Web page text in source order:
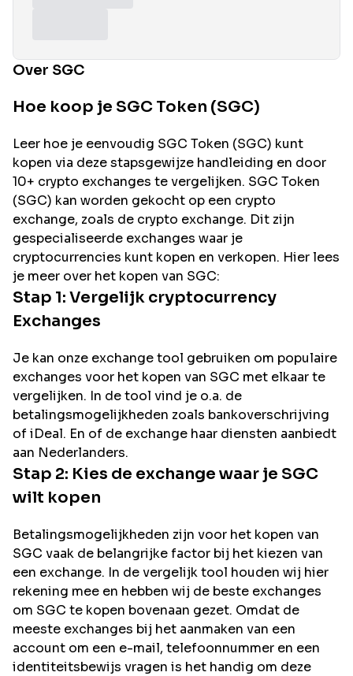
Over SGC
Hoe koop je SGC Token (SGC)
Leer hoe je eenvoudig SGC Token (SGC) kunt
kopen via deze stapsgewijze handleiding en door
10+ crypto exchanges te vergelijken. SGC Token
(SGC) kan worden gekocht op een crypto
exchange, zoals de crypto exchange. Dit zijn
gespecialiseerde exchanges waar je
cryptocurrencies kunt kopen en verkopen. Hier lees
je meer over het kopen van SGC:
Stap 1: Vergelijk cryptocurrency
Exchanges
Je kan onze exchange tool gebruiken om populaire
exchanges voor het kopen van SGC met elkaar te
vergelijken. In de tool vind je o.a. de
betalingsmogelijkheden zoals bankoverschrijving
of iDeal. En of de exchange haar diensten aanbiedt
aan Nederlanders.
Stap 2: Kies de exchange waar je SGC
wilt kopen
Betalingsmogelijkheden zijn voor het kopen van
SGC vaak de belangrijke factor bij het kiezen van
een exchange. In de vergelijk tool houden wij hier
rekening mee en hebben wij de beste exchanges
om SGC te kopen bovenaan gezet. Omdat de
meeste exchanges bij het aanmaken van een
account om een e-mail, telefoonnummer en een
identiteitsbewijs vragen is het handig om deze